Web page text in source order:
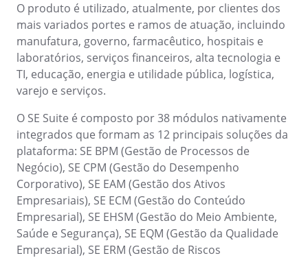
Integração
Personalização da Aplicação
Treinamentos
Validação de Sistemas Computadorizados
Suporte
Outsourcing
Outstaffing
Caso de Sucesso
Materiais
Demo corporativa
Store
Blog
Ferramentas
Notícias
Glossary
O produto é utilizado, atualmente, por clientes dos
mais variados portes e ramos de atuação, incluindo
manufatura, governo, farmacêutico, hospitais e
laboratórios, serviços financeiros, alta tecnologia e
TI, educação, energia e utilidade pública, logística,
varejo e serviços.
O SE Suite é composto por 38 módulos nativamente
integrados que formam as 12 principais soluções da
plataforma: SE BPM (Gestão de Processos de
Negócio), SE CPM (Gestão do Desempenho
Corporativo), SE EAM (Gestão dos Ativos
Empresariais), SE ECM (Gestão do Conteúdo
Empresarial), SE EHSM (Gestão do Meio Ambiente,
Saúde e Segurança), SE EQM (Gestão da Qualidade
Empresarial), SE ERM (Gestão de Riscos